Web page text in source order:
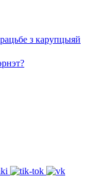
з карупцыяй